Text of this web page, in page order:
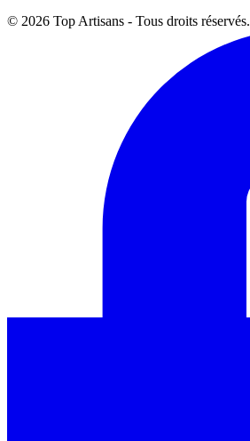
© 2026 Top Artisans - Tous droits réservés.